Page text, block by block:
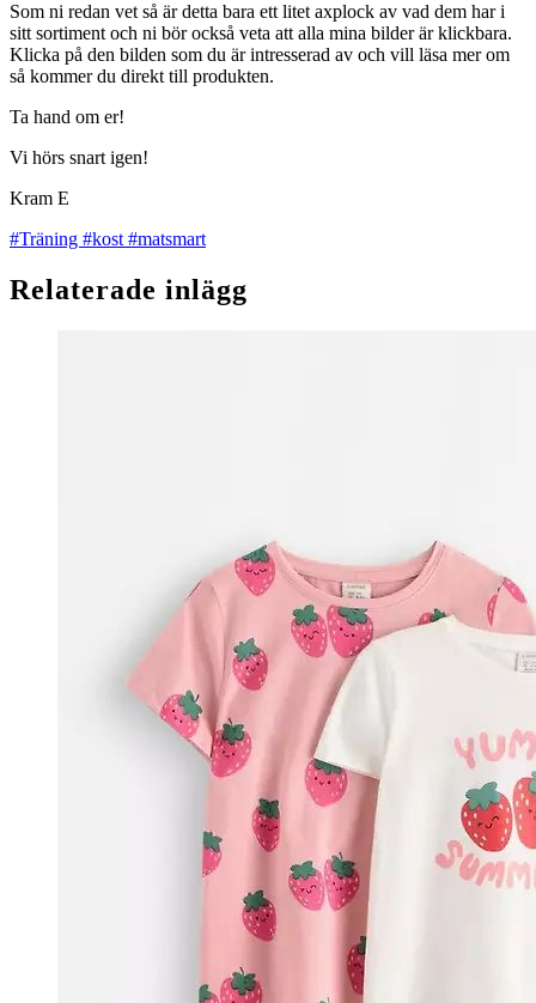
Som ni redan vet så är detta bara ett litet axplock av vad dem har i
sitt sortiment och ni bör också veta att alla mina bilder är klickbara.
Klicka på den bilden som du är intresserad av och vill läsa mer om
så kommer du direkt till produkten.
Ta hand om er!
Vi hörs snart igen!
Kram E
#Träning #kost#matsmart
Relaterade inlägg